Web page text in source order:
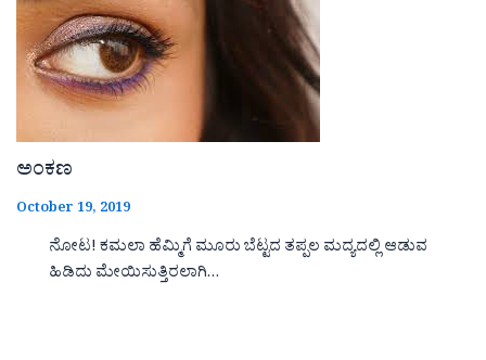
ಅಂಕಣ
October 19, 2019
ನೋಟ! ಕಮಲಾ ಹೆಮ್ಮಿಗೆ ಮೂರು ಬೆಟ್ಟದ ತಪ್ಪಲ ಮದ್ಯದಲ್ಲಿ ಆಡುವ
ಹಿಡಿದು ಮೇಯಿಸುತ್ತಿರಲಾಗಿ…